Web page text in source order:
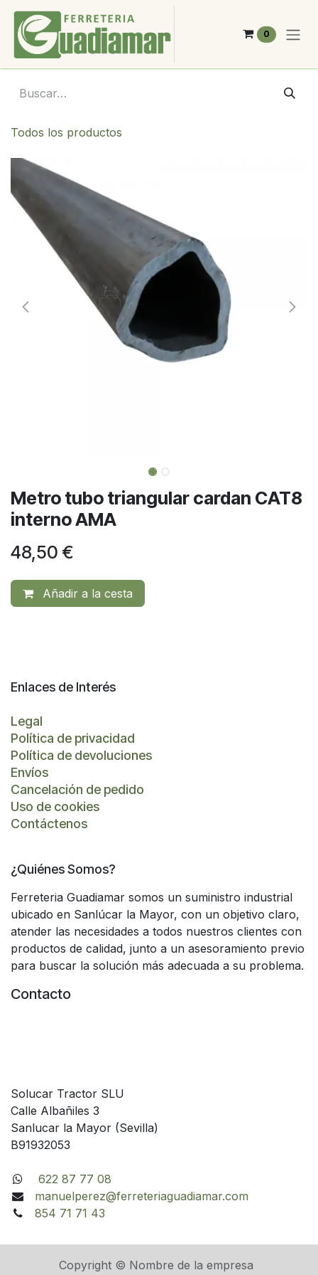
Ir al contenido
0
Todos los productos
Metro tubo triangular cardan CAT8
interno AMA
48,50 €
Añadir a la cesta
Enlaces de Interés
Legal
Política de privacidad
Política de devoluciones
Envíos
Cancelación de pedido
Uso de cookies
Contáctenos
¿Quiénes Somos?
Ferreteria Guadiamar somos un suministro industrial
ubicado en Sanlúcar la Mayor, con un objetivo claro,
atender las necesidades a todos nuestros clientes con
productos de calidad, junto a un asesoramiento previo
para buscar la solución más adecuada a su problema.
Contacto
Solucar Tractor SLU
Calle Albañiles 3
Sanlucar la Mayor (Sevilla)
B91932053
622 87 77 08
manuelperez@ferreteriaguadiamar.com
854 71 71 43
Copyright © Nombre de la empresa